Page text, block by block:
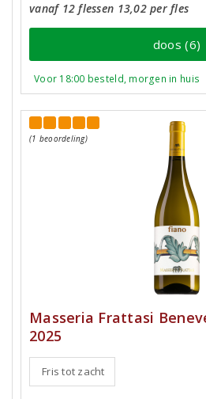
vanaf 12 flessen 13,02 per fles
doos (6)
Voor 18:00 besteld, morgen in huis
(1 beoordeling)
Masseria Frattasi
2025
Fris tot zacht